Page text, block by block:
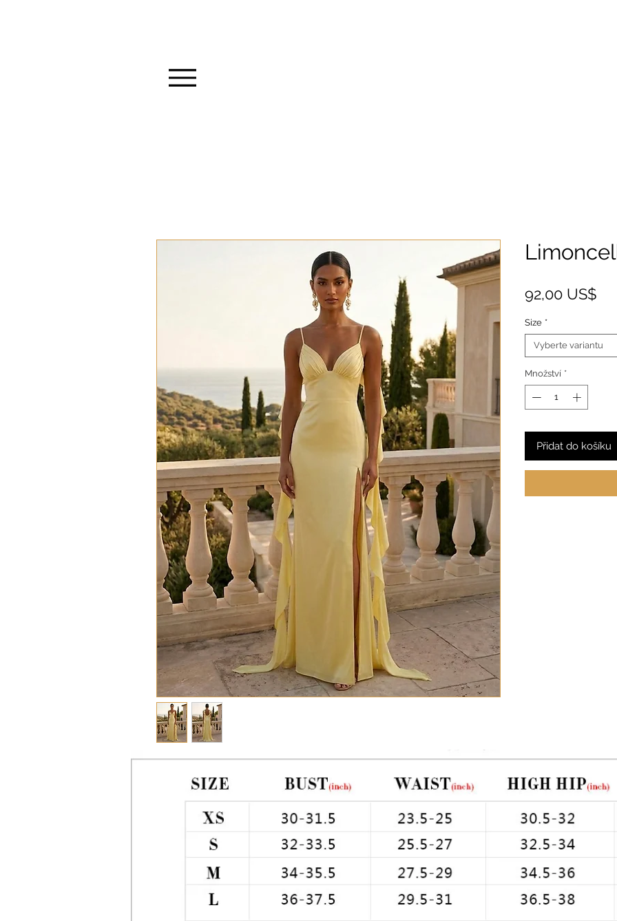
92,00 US$
Size *
Vyberte variantu
Množství *
Přidat do košíku